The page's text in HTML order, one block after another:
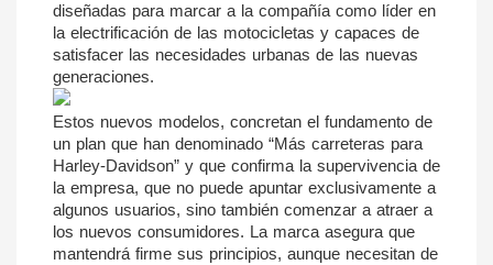
diseñadas para marcar a la compañía como líder en
la electrificación de las motocicletas y capaces de
satisfacer las necesidades urbanas de las nuevas
generaciones.
Estos nuevos modelos, concretan el fundamento de
un plan que han denominado “Más carreteras para
Harley-Davidson” y que confirma la supervivencia de
la empresa, que no puede apuntar exclusivamente a
algunos usuarios, sino también comenzar a atraer a
los nuevos consumidores. La marca asegura que
mantendrá firme sus principios, aunque necesitan de